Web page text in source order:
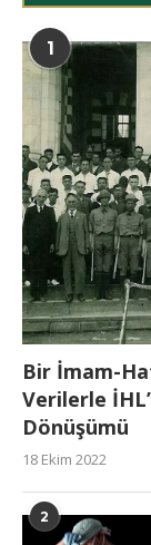
1
Bir İmam-
Verilerle
Dönüşümü
18 Ekim 2022
2